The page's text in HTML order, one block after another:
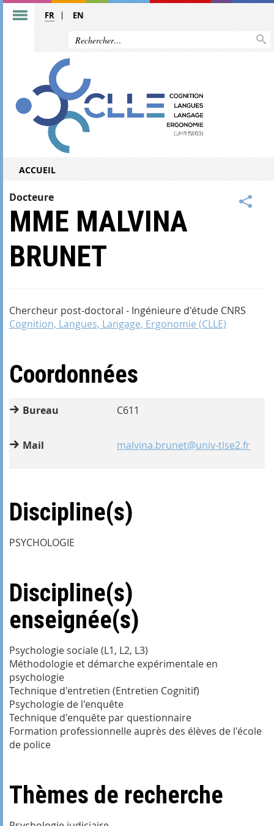
FR EN
ACCUEIL
Docteure
MME MALVINA
BRUNET
Chercheur post-doctoral - Ingénieure d'étude CNRS
Cognition, Langues, Langage, Ergonomie (CLLE)
Coordonnées
Bureau C611
Mail malvina.brunet@univ-tlse2.fr
Discipline(s)
PSYCHOLOGIE
Discipline(s)
enseignée(s)
Psychologie sociale (L1, L2, L3)
Méthodologie et démarche expérimentale en
psychologie
Technique d'entretien (Entretien Cognitif)
Psychologie de l'enquête
Technique d'enquête par questionnaire
Formation professionnelle auprès des élèves de l'école
de police
Thèmes de recherche